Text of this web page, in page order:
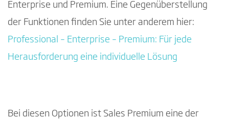
Enterprise und Premium. Eine Gegenüberstellung
der Funktionen finden Sie unter anderem hier:
Professional – Enterprise – Premium: Für jede
Herausforderung eine individuelle Lösung
Bei diesen Optionen ist Sales Premium eine der